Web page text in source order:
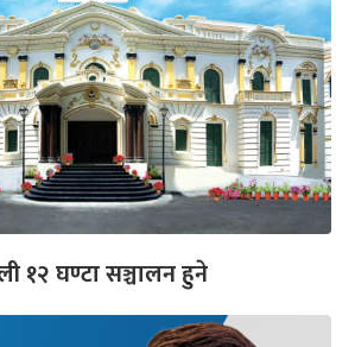
१२ घण्टा सञ्चालन हुने